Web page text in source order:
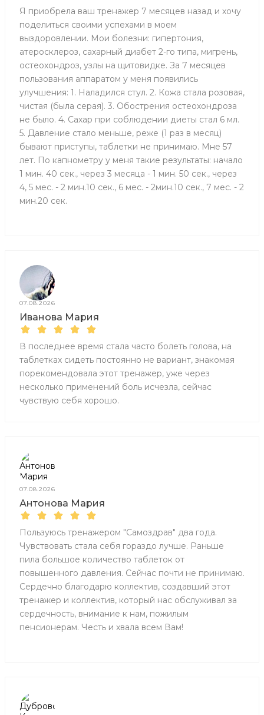
Я приобрела ваш тренажер 7 месяцев назад и хочу
поделиться своими успехами в моем
выздоровлении. Мои болезни: гипертония,
атеросклероз, сахарный диабет 2-го типа, мигрень,
остеохондроз, узлы на щитовидке. За 7 месяцев
пользования аппаратом у меня появились
улучшения: 1. Наладился стул. 2. Кожа стала розовая,
чистая (была серая). 3. Обострения остеохондроза
не было. 4. Сахар при соблюдении диеты стал 6 мл.
5. Давление стало меньше, реже (1 раз в месяц)
бывают приступы, таблетки не принимаю. Мне 57
лет. По капнометру у меня такие результаты: начало
1 мин. 40 сек., через 3 месяца - 1 мин. 50 сек., через
4, 5 мес. - 2 мин.10 сек., 6 мес. - 2мин.10 сек., 7 мес. - 2
мин.20 сек.
07.08.2026
Иванова Мария
В последнее время стала часто болеть голова, на
таблетках сидеть постоянно не вариант, знакомая
порекомендовала этот тренажер, уже через
несколько применений боль исчезла, сейчас
чувствую себя хорошо.
07.08.2026
Антонова Мария
Пользуюсь тренажером "Самоздрав" два года.
Чувствовать стала себя гораздо лучше. Раньше
пила большое количество таблеток от
повышенного давления. Сейчас почти не принимаю.
Сердечно благодарю коллектив, создавший этот
тренажер и коллектив, который нас обслуживал за
сердечность, внимание к нам, пожилым
пенсионерам. Честь и хвала всем Вам!